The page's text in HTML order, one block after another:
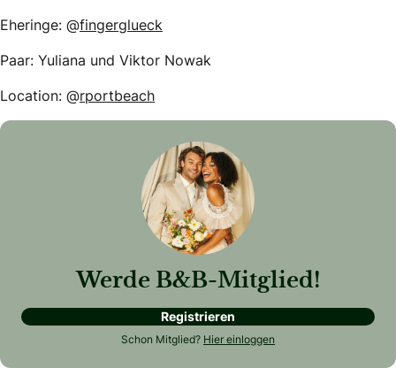
Eheringe: @fingerglueck
Paar: Yuliana und Viktor Nowak
Location: @rportbeach
Werde B&B-Mitglied!
Registrieren
Schon Mitglied? Hier einloggen